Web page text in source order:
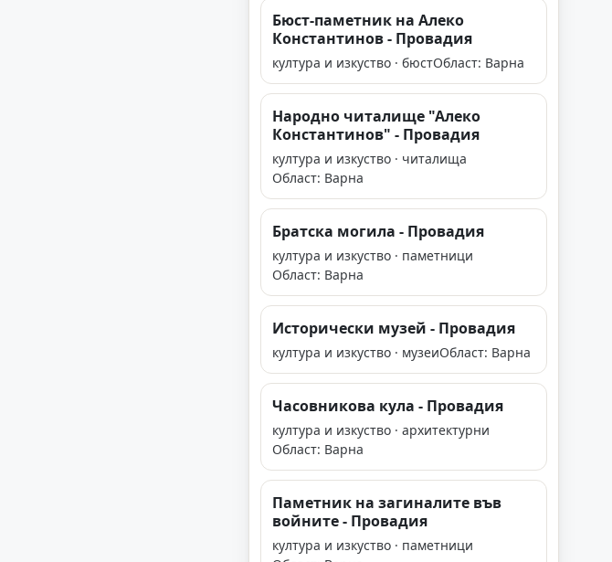
Бюст-паметник на Алеко
Константинов - Провадия
култура и изкуство · бюстОбласт: Варна
Народно читалище "Алеко
Константинов" - Провадия
култура и изкуство · читалища
Област: Варна
Братска могила - Провадия
култура и изкуство · паметници
Област: Варна
Исторически музей - Провадия
култура и изкуство · музеиОбласт: Варна
Часовникова кула - Провадия
култура и изкуство · архитектурни
Област: Варна
Паметник на загиналите във
войните - Провадия
култура и изкуство · паметници